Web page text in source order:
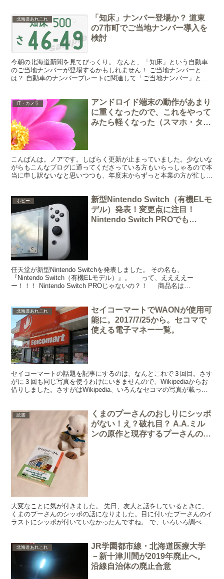
北海道あれこれ
「知床」ナンバー登場か？ 道東
の7市町でご当地ナンバー導入を
検討
今朝の北海道新聞を見てびっくり。 なんと、「知床」という自動車
のご当地ナンバーが登場するかもしれません！ ご当地ナンバーと
は？ 自動車のナンバープレートに関連して「ご当地ナンバー」とい
IT・カメラ
アンドロイド端末の動作があまり
に重くなったので、これをやって
みたら軽くなった（スマホ・タブ
こんばんは。ノアです。しばらく更新が止まっていました。少ないな
がらもこんなブログに通ってくださっている方もいらっしゃるので本
当に申し訳ないなと思いつつも、年度末からずっと本業の方が忙しく
ホビー
新型Nintendo Switch（有機ELモ
デル）発表！変更点に注目！
Nintendo Switch PROでも
任天堂が新型Nintendo Switchを発表しました。 その名も、
『Nintendo Switch（有機ELモデル）』。 って、ええええー
ー！！！ Nintendo Switch PROじゃないの？！ 商品名は
北海道あれこれ
セイコーマートでWAONが使用可
能に。2017/7/25から。セコマで
使える電子マネー一覧。
セイコーマートの話題を記事にするのは、なんとこれで３回目。さす
がに３回も同じ写真を使うわけにいきませんので、Wikipediaからお
借りしました。さすがはWikipedia、いろんなセコマの写真が載って
読書
くまのプーさんのおしりにシッポ
がない！え？破れ目？ A.A.ミル
ンの原作と現存するプーさんのモ
大変なことに気が付きました。 先日、友人と話をしているときに、
くまのプーさんのシッポの話になりました。目に付いたプーさんのイ
ラストにシッポが付いていなかったんですね。 で、いろいろ調べて
北海道あれこれ
JR学園都市線・北海道医療大学
－新十津川間が2019年廃止へ。
沿線自治体の廃止合意